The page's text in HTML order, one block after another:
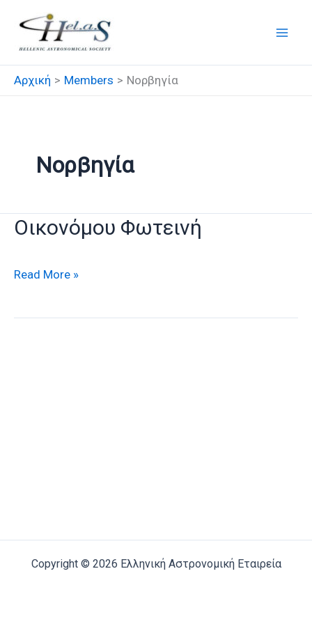
στο
περιεχόμενο
Αρχική Members Νορβηγία
Νορβηγία
Οικονόμου Φωτεινή
Οικονόμου
Read More »
Copyright © 2026 Ελληνική Αστρονομική Εταιρεία